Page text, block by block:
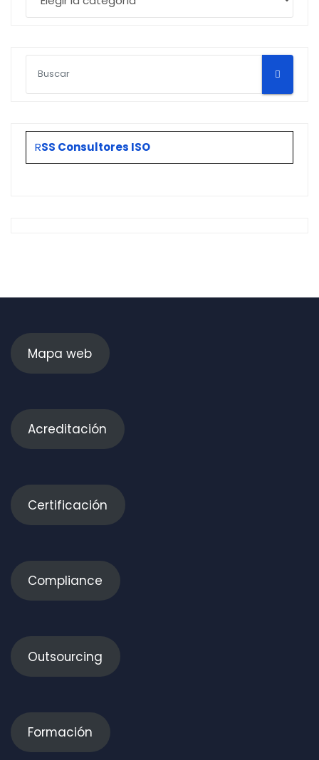
RSS Consultores ISO
Mapa web
Acreditación
Certificación
Compliance
Outsourcing
Formación